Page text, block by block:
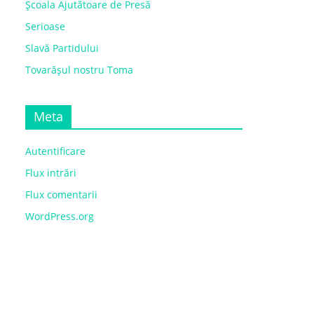
Școala Ajutătoare de Presă
Serioase
Slavă Partidului
Tovarășul nostru Toma
Meta
Autentificare
Flux intrări
Flux comentarii
WordPress.org